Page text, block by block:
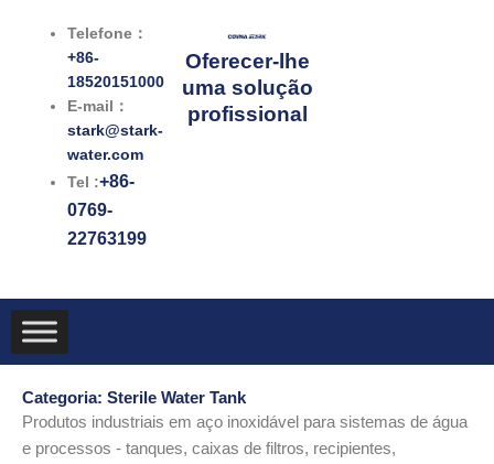
Telefone：
+86-
18520151000
E-mail：
stark@stark-
water.com
Tel :+86-
0769-
22763199
Oferecer-lhe
uma solução
profissional
Categoria: Sterile Water Tank
Produtos industriais em aço inoxidável para sistemas de água
e processos - tanques, caixas de filtros, recipientes,